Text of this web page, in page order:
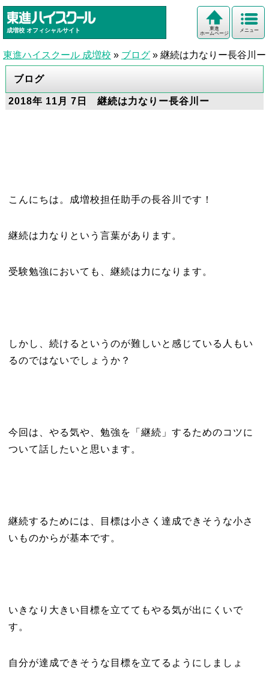
成増校 オフィシャルサイト メニュー
東進
ホームページ
東進ハイスクール 成増校 » ブログ » 継続は力なりー長谷川ー
ブログ
2018年 11月 7日 継続は力なりー長谷川ー
こんにちは。成増校担任助手の長谷川です！
継続は力なりという言葉があります。
受験勉強においても、継続は力になります。
しかし、続けるというのが難しいと感じている人もい
るのではないでしょうか？
今回は、やる気や、勉強を「継続」するためのコツに
ついて話したいと思います。
継続するためには、目標は小さく達成できそうな小さ
いものからが基本です。
いきなり大きい目標を立ててもやる気が出にくいで
す。
自分が達成できそうな目標を立てるようにしましょ